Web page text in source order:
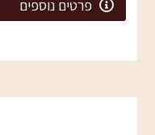
פרטים נוספים